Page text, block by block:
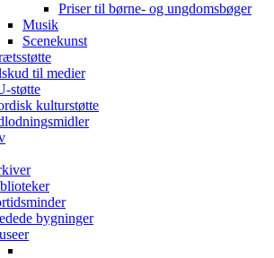
Priser til børne- og ungdomsbøger
Musik
Scenekunst
til medier
støtte
kulturstøtte
bygninger